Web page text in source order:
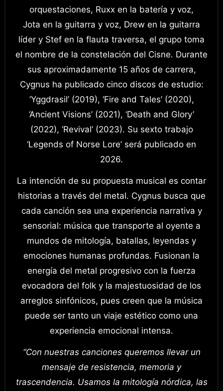
orquestaciones, Ruxx en la batería y voz,
Jota en la guitarra y voz, Drew en la guitarra
líder y Stef en la flauta traversa, el grupo toma
el nombre de la constelación del Cisne. Durante
sus aproximadamente 15 años de carrera,
Cygnus ha publicado cinco discos de estudio:
‘Yggdrasil’ (2019), ‘Fire and Tales’ (2020),
‘Ancient Visions’ (2021), ‘Death and Glory’
(2022), ‘Revival’ (2023). Su sexto trabajo
‘Legends of Norse Lore’ será publicado en
2026.
La intención de su propuesta musical es contar
historias a través del metal. Cygnus busca que
cada canción sea una experiencia narrativa y
sensorial: música que transporte al oyente a
mundos de mitología, batallas, leyendas y
emociones humanas profundas. Fusionan la
energía del metal progresivo con la fuerza
evocadora del folk y la majestuosidad de los
arreglos sinfónicos, pues creen que la música
puede ser tanto un viaje estético como una
experiencia emocional intensa.
“Con nuestras canciones queremos llevar un
mensaje de resistencia, memoria y
trascendencia. Usamos la mitología nórdica, las